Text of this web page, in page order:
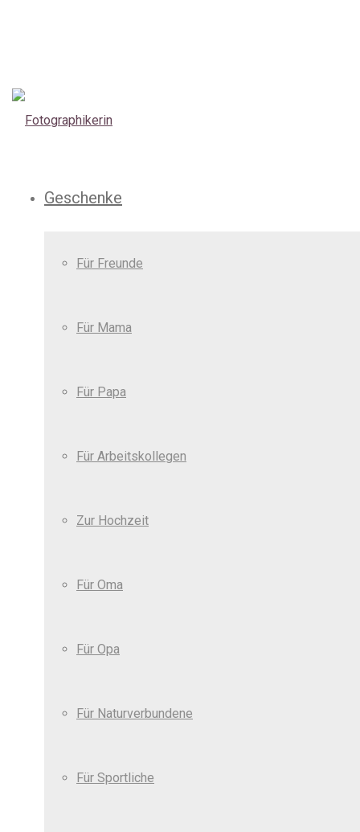
Geschenke
Für Freunde
Für Mama
Für Papa
Für Arbeitskollegen
Zur Hochzeit
Für Oma
Für Opa
Für Naturverbundene
Für Sportliche